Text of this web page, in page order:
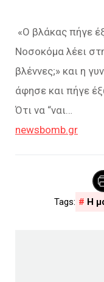
«Ο βλάκας πήγε
Νοσοκόμα λέει
βλέννες;» και η
άφησε και πήγε
Ότι να “ναι…
newsbomb.gr
Η